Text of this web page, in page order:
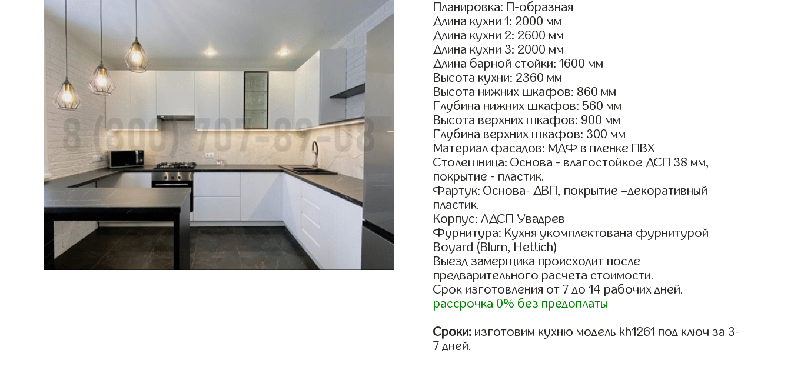
Планировка: П-образная
Длина кухни 1: 2000 мм
Длина кухни 2: 2600 мм
Длина кухни 3: 2000 мм
Длина барной стойки: 1600 мм
Высота кухни: 2360 мм
Высота нижних шкафов: 860 мм
Глубина нижних шкафов: 560 мм
Высота верхних шкафов: 900 мм
Глубина верхних шкафов: 300 мм
Материал фасадов: МДФ в пленке ПВХ
Столешница: Основа - влагостойкое ДСП 38 мм,
покрытие - пластик.
Фартук: Основа- ДВП, покрытие –декоративный
пластик.
Корпус: ЛДСП Увадрев
Фурнитура: Кухня укомплектована фурнитурой
Boyard (Blum, Hettich)
Выезд замерщика происходит после
предварительного расчета стоимости.
Срок изготовления от 7 до 14 рабочих дней.
рассрочка 0% без предоплаты
Сроки: изготовим кухню модель kh1261 под ключ за 3-
7 дней.